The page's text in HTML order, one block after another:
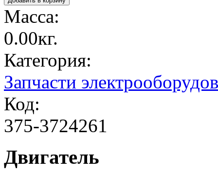
Масса:
0.00кг.
Категория:
Запчасти
Код:
375-3724261
Двигатель